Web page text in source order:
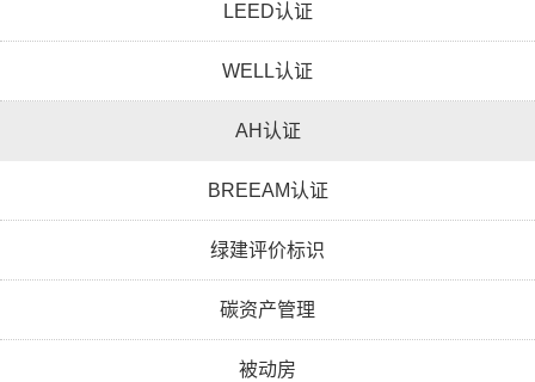
LEED认证
WELL认证
AH认证
BREEAM认证
绿建评价标识
碳资产管理
被动房